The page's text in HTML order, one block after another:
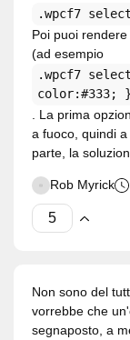
.wpcf7
Poi puoi
(ad esempio
.wpcf7
color:#333; }
. La prima
a fuoco, quindi
parte, la
Rob Myrick
Non sono del
vorrebbe che
segnaposto, a